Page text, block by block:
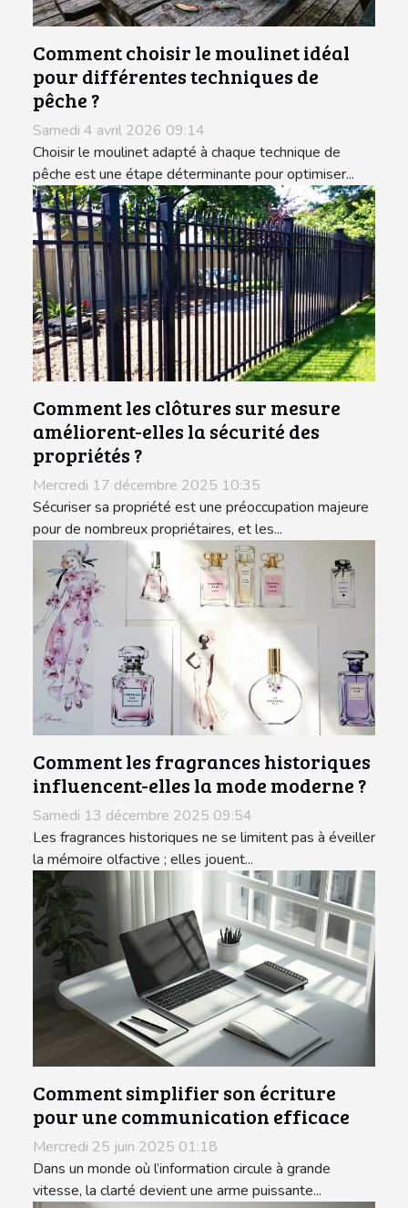
Comment choisir le moulinet idéal
pour différentes techniques de
pêche ?
Samedi 4 avril 2026 09:14
Choisir le moulinet adapté à chaque technique de
pêche est une étape déterminante pour optimiser...
Comment les clôtures sur mesure
améliorent-elles la sécurité des
propriétés ?
Mercredi 17 décembre 2025 10:35
Sécuriser sa propriété est une préoccupation majeure
pour de nombreux propriétaires, et les...
Comment les fragrances historiques
influencent-elles la mode moderne ?
Samedi 13 décembre 2025 09:54
Les fragrances historiques ne se limitent pas à éveiller
la mémoire olfactive ; elles jouent...
Comment simplifier son écriture
pour une communication efficace
Mercredi 25 juin 2025 01:18
Dans un monde où l’information circule à grande
vitesse, la clarté devient une arme puissante...